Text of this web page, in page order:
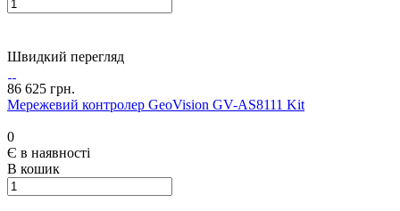
Швидкий перегляд
86 625 грн.
Мережевий контролер GeoVision GV-AS8111 Kit
0
Є в наявності
В кошик